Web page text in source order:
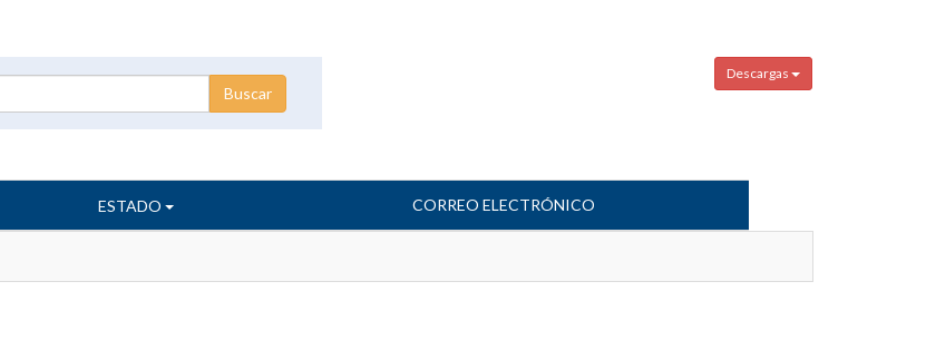
Descargas
ESTADO CORREO ELECTRÓNICO